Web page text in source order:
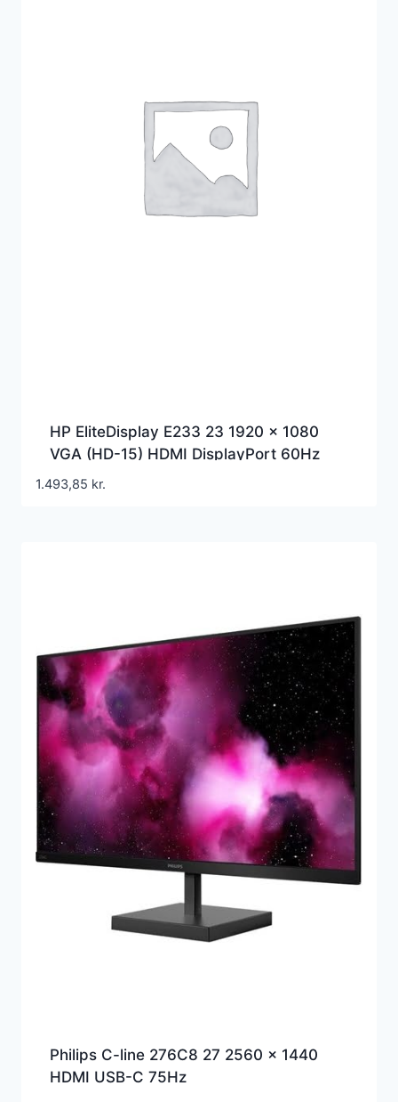
HP EliteDisplay E233 23 1920 x 1080
VGA (HD-15) HDMI DisplayPort 60Hz
Pivot Skærm
1.493,85 kr.
Philips C-line 276C8 27 2560 x 1440
HDMI USB-C 75Hz